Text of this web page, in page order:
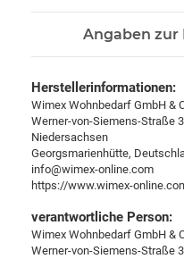
Angaben
Herstellerinformationen:
Wimex Wohnbedarf GmbH &
Werner-von-Siemens-Straße
Niedersachsen
Georgsmarienhütte,
info@wimex-online.com
https://www.wimex-
verantwortliche Person:
Wimex Wohnbedarf GmbH &
Werner-von-Siemens-Straße